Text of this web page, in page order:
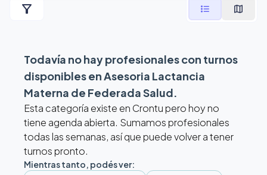
filter_alt format_list_bulleted map
Todavía no hay profesionales con turnos
disponibles enAsesoria Lactancia
Materna de Federada Salud.
Esta categoría existe en Crontu pero hoy no
tiene agenda abierta. Sumamos profesionales
todas las semanas, así que puede volver a tener
turnos pronto.
Mientras tanto, podés ver: